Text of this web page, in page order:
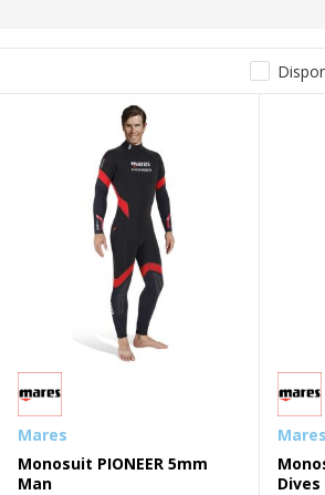
Mares
Monosuit PIONEER 5mm
Man
Mares
Dives